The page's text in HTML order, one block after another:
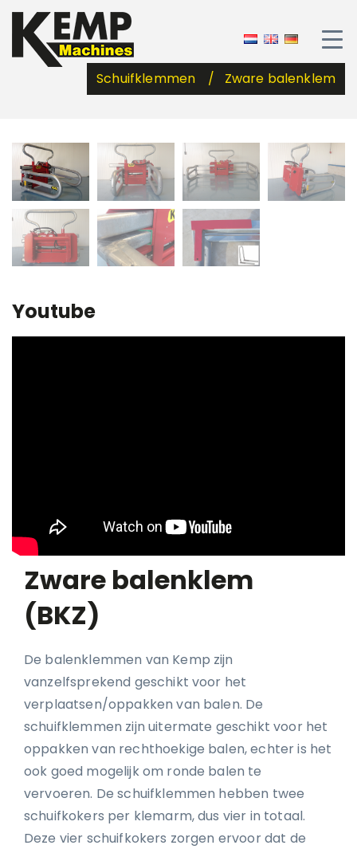
Schuifklemmen Zware balenklem
Youtube
Zware balenklem
(BKZ)
De balenklemmen van Kemp zijn
vanzelfsprekend geschikt voor het
verplaatsen/oppakken van balen. De
schuifklemmen zijn uitermate geschikt voor het
oppakken van rechthoekige balen, echter is het
ook goed mogelijk om ronde balen te
vervoeren. De schuifklemmen hebben twee
schuifkokers per klemarm, dus vier in totaal.
Deze vier schuifkokers zorgen ervoor dat de